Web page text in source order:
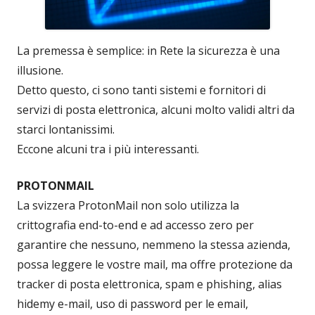
La premessa è semplice: in Rete la sicurezza è una
illusione.
Detto questo, ci sono tanti sistemi e fornitori di
servizi di posta elettronica, alcuni molto validi altri da
starci lontanissimi.
Eccone alcuni tra i più interessanti.
PROTONMAIL
La svizzera ProtonMail non solo utilizza la
crittografia end-to-end e ad accesso zero per
garantire che nessuno, nemmeno la stessa azienda,
possa leggere le vostre mail, ma offre protezione da
tracker di posta elettronica, spam e phishing, alias
hidemy e-mail, uso di password per le email,